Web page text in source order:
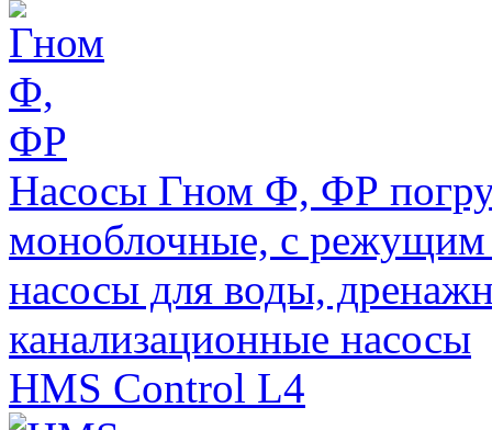
Насосы Гном Ф, ФР
моноблочные, с
насосы для воды,
канализационные насосы
HMS Control L4